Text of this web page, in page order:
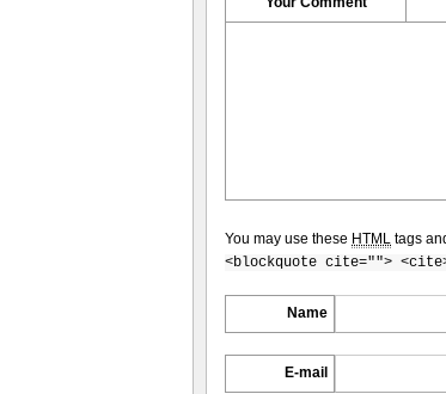
You may use these HTML tags
<blockquote cite="">
Name
E-mail